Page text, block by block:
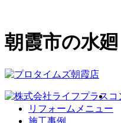
朝霞市の水
コ
リフォームメニュー
施工事例